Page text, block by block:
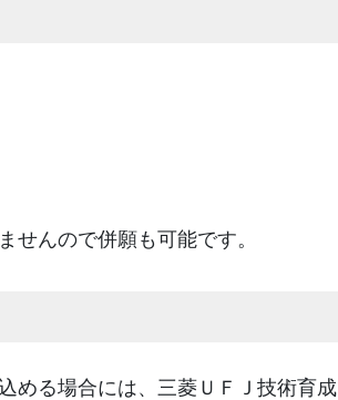
んので併願も可能です。
める場合には、三菱ＵＦＪ技術育成